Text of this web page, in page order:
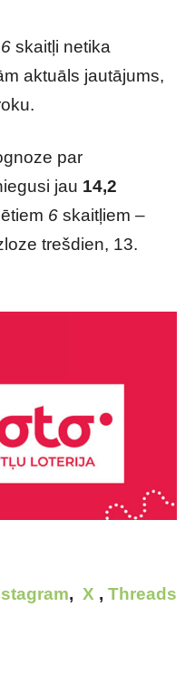
6 skaitļi netika
aktuāls jautājums,
par
jau 14,2
6 skaitļiem –
trešdien, 13.
, X , Threads